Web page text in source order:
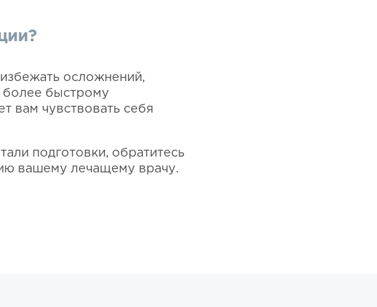
осложнений,
более быстрому
вам чувствовать себя
подготовки, обратитесь
вашему лечащему врачу.